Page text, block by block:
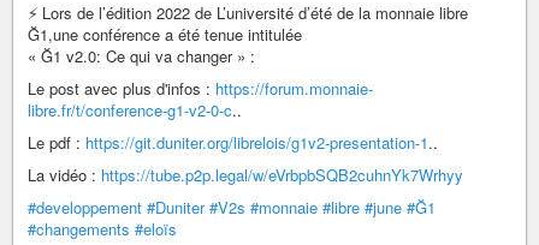
⚡ Lors de l’édition 2022 de L’université d’été de la monnaie libre
Ğ1,une conférence a été tenue intitulée
« Ğ1 v2.0: Ce qui va changer » :
Le post avec plus d'infos : https://forum.monnaie-
libre.fr/t/conference-g1-v2-0-c..
Le pdf : https://git.duniter.org/librelois/g1v2-presentation-1..
La vidéo : https://tube.p2p.legal/w/eVrbpbSQB2cuhnYk7Wrhyy
#developpement #Duniter #V2s #monnaie #libre #june #Ğ1
#changements #eloïs